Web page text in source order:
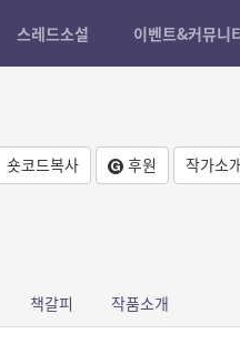
스레드소설 이벤트&커뮤니
숏코드복사 후원 작가소
책갈피 작품소개